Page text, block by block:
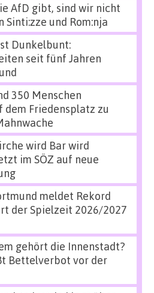
AfD gibt, sind wir nicht
Sinti:zze und Rom:nja
Dunkelbunt:
seit fünf Jahren
350 Menschen
dem Friedensplatz zu
wird Bar wird
im SÖZ auf neue
meldet Rekord
der Spielzeit 2026/2027
gehört die Innenstadt?
Bettelverbot vor der